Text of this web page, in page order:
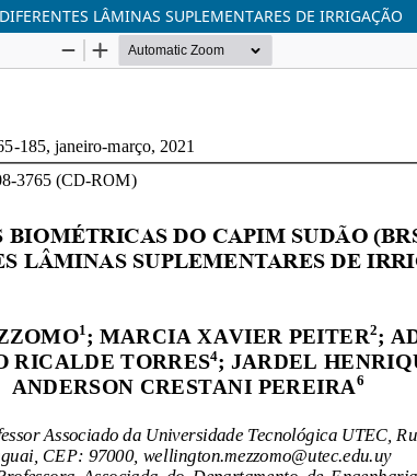
LÂMINAS SUPLEMENTARES DE IRRIGAÇÃO